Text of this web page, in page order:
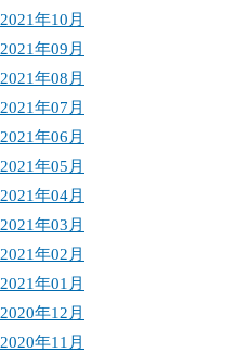
2021年10月
2021年09月
2021年08月
2021年07月
2021年06月
2021年05月
2021年04月
2021年03月
2021年02月
2021年01月
2020年12月
2020年11月